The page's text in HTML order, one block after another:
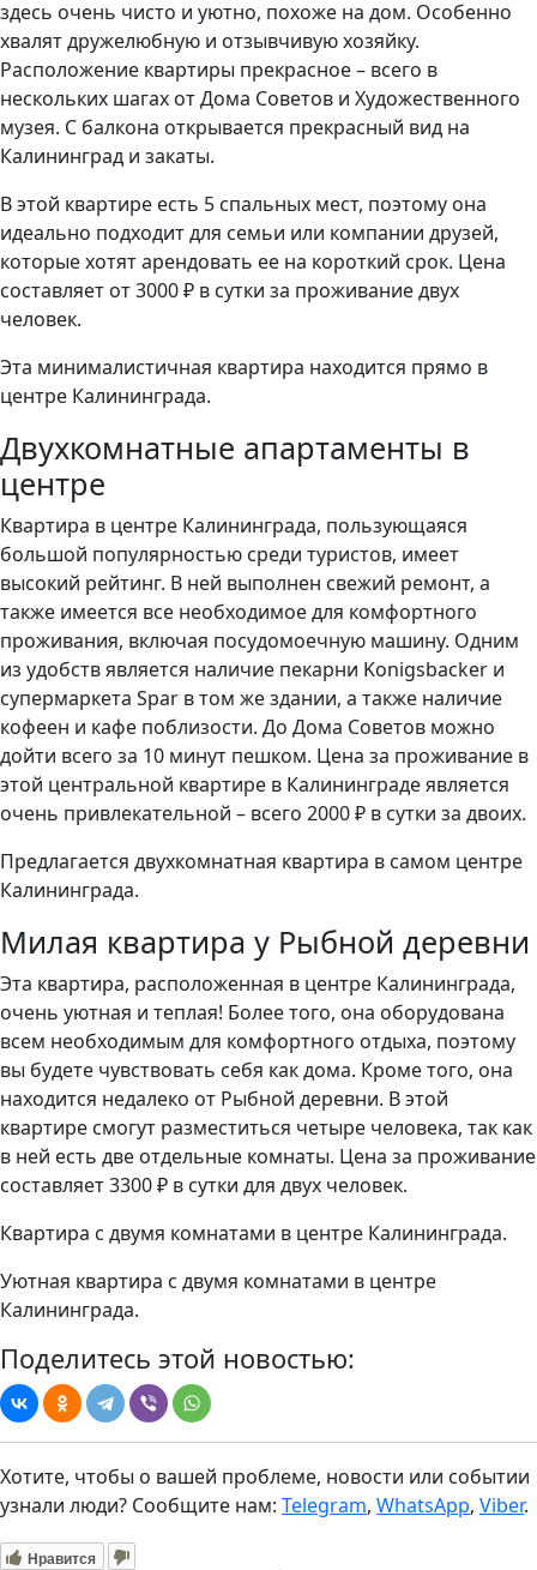
здесь очень чисто и уютно, похоже на дом. Особенно
хвалят дружелюбную и отзывчивую хозяйку.
Расположение квартиры прекрасное – всего в
нескольких шагах от Дома Советов и Художественного
музея. С балкона открывается прекрасный вид на
Калининград и закаты.
В этой квартире есть 5 спальных мест, поэтому она
идеально подходит для семьи или компании друзей,
которые хотят арендовать ее на короткий срок. Цена
составляет от 3000 ₽ в сутки за проживание двух
человек.
Эта минималистичная квартира находится прямо в
центре Калининграда.
Двухкомнатные апартаменты в
центре
Квартира в центре Калининграда, пользующаяся
большой популярностью среди туристов, имеет
высокий рейтинг. В ней выполнен свежий ремонт, а
также имеется все необходимое для комфортного
проживания, включая посудомоечную машину. Одним
из удобств является наличие пекарни Konigsbacker и
супермаркета Spar в том же здании, а также наличие
кофеен и кафе поблизости. До Дома Советов можно
дойти всего за 10 минут пешком. Цена за проживание в
этой центральной квартире в Калининграде является
очень привлекательной – всего 2000 ₽ в сутки за двоих.
Предлагается двухкомнатная квартира в самом центре
Калининграда.
Милая квартира у Рыбной деревни
Эта квартира, расположенная в центре Калининграда,
очень уютная и теплая! Более того, она оборудована
всем необходимым для комфортного отдыха, поэтому
вы будете чувствовать себя как дома. Кроме того, она
находится недалеко от Рыбной деревни. В этой
квартире смогут разместиться четыре человека, так как
в ней есть две отдельные комнаты. Цена за проживание
составляет 3300 ₽ в сутки для двух человек.
Квартира с двумя комнатами в центре Калининграда.
Уютная квартира с двумя комнатами в центре
Калининграда.
Поделитесь этой новостью:
Хотите, чтобы о вашей проблеме, новости или событии
узнали люди? Сообщите нам: Telegram, WhatsApp, Viber.
Нравится